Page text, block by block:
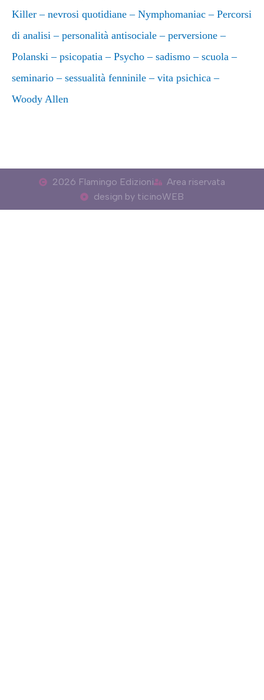
Killer – nevrosi quotidiane – Nymphomaniac – Percorsi
di analisi – personalità antisociale – perversione –
Polanski – psicopatia – Psycho – sadismo – scuola –
seminario – sessualità fenninile – vita psichica –
Woody Allen
2026 Flamingo Edizioni
Area riservata
design by ticinoWEB